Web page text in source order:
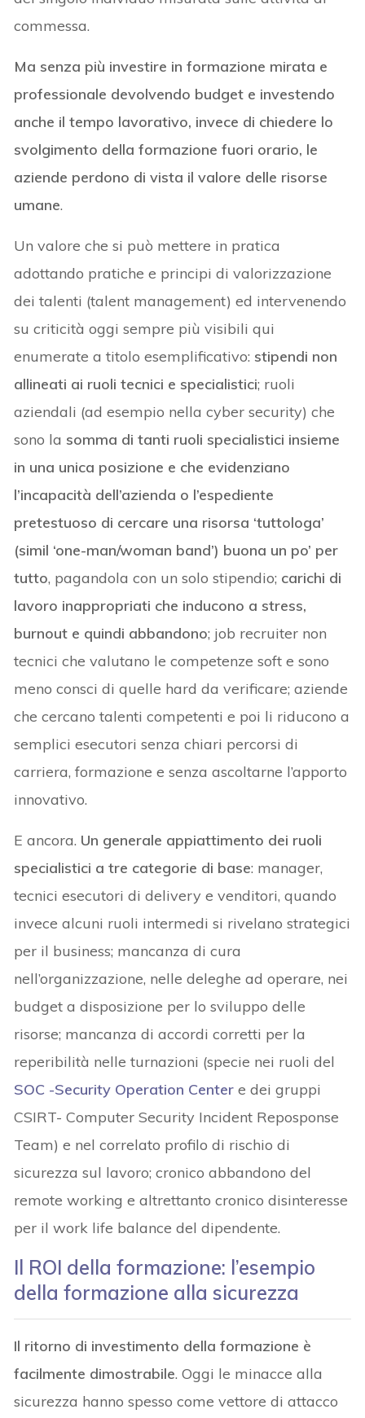
commessa.
Ma senza più investire in formazione mirata e
professionale devolvendo budget e investendo
anche il tempo lavorativo, invece di chiedere lo
svolgimento della formazione fuori orario, le
aziende perdono di vista il valore delle risorse
umane.
Un valore che si può mettere in pratica
adottando pratiche e principi di valorizzazione
dei talenti (talent management) ed intervenendo
su criticità oggi sempre più visibili qui
enumerate a titolo esemplificativo: stipendi non
allineati ai ruoli tecnici e specialistici; ruoli
aziendali (ad esempio nella cyber security) che
sono la somma di tanti ruoli specialistici insieme
in una unica posizione e che evidenziano
l’incapacità dell’azienda o l’espediente
pretestuoso di cercare una risorsa ‘tuttologa’
(simil ‘one-man/woman band’) buona un po’ per
tutto, pagandola con un solo stipendio; carichi di
lavoro inappropriati che inducono a stress,
burnout e quindi abbandono; job recruiter non
tecnici che valutano le competenze soft e sono
meno consci di quelle hard da verificare; aziende
che cercano talenti competenti e poi li riducono a
semplici esecutori senza chiari percorsi di
carriera, formazione e senza ascoltarne l’apporto
innovativo.
E ancora. Un generale appiattimento dei ruoli
specialistici a tre categorie di base: manager,
tecnici esecutori di delivery e venditori, quando
invece alcuni ruoli intermedi si rivelano strategici
per il business; mancanza di cura
nell’organizzazione, nelle deleghe ad operare, nei
budget a disposizione per lo sviluppo delle
risorse; mancanza di accordi corretti per la
reperibilità nelle turnazioni (specie nei ruoli del
SOC -Security Operation Center e dei gruppi
CSIRT- Computer Security Incident Reposponse
Team) e nel correlato profilo di rischio di
sicurezza sul lavoro; cronico abbandono del
remote working e altrettanto cronico disinteresse
per il work life balance del dipendente.
Il ROI della formazione: l’esempio
della formazione alla sicurezza
Il ritorno di investimento della formazione è
facilmente dimostrabile. Oggi le minacce alla
sicurezza hanno spesso come vettore di attacco